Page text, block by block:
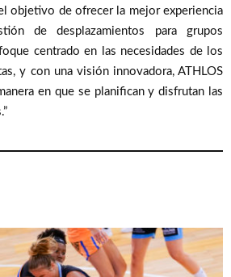
objetivo de ofrecer la mejor experiencia
de desplazamientos para grupos
centrado en las necesidades de los
y con una visión innovadora, ATHLOS
en que se planifican y disfrutan las